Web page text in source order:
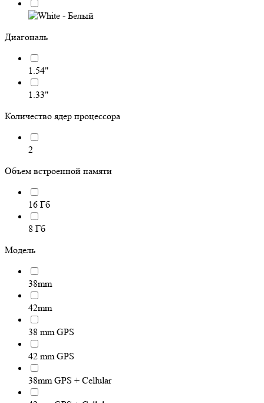
Диагональ
1.54"
1.33"
Количество ядер процессора
2
Объем встроенной памяти
16 Гб
8 Гб
Модель
38mm
42mm
38 mm GPS
42 mm GPS
38mm GPS + Cellular